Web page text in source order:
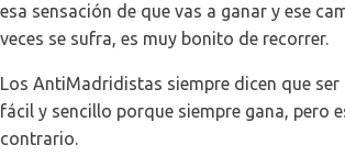
esa sensación de que vas a ganar y ese
veces se sufra, es muy bonito de recorrer.
Los AntiMadridistas siempre dicen que
fácil y sencillo porque siempre gana, pero
contrario.